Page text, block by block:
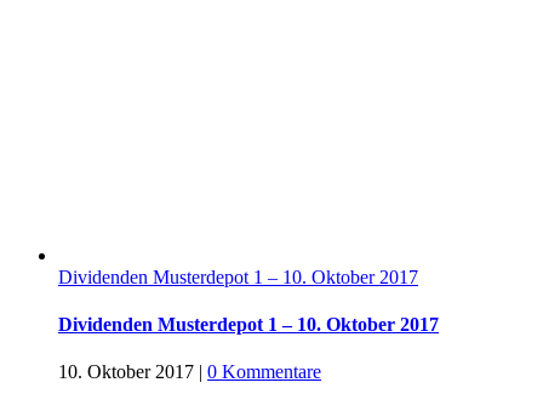
Dividenden Musterdepot 1 – 10. Oktober 2017
Dividenden Musterdepot 1 – 10. Oktober 2017
10. Oktober 2017 | 0 Kommentare